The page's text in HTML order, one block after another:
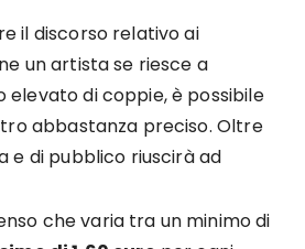
il discorso relativo ai
un artista se riesce a
elevato di coppie, è possibile
abbastanza preciso. Oltre
e di pubblico riuscirà ad
che varia tra un minimo di